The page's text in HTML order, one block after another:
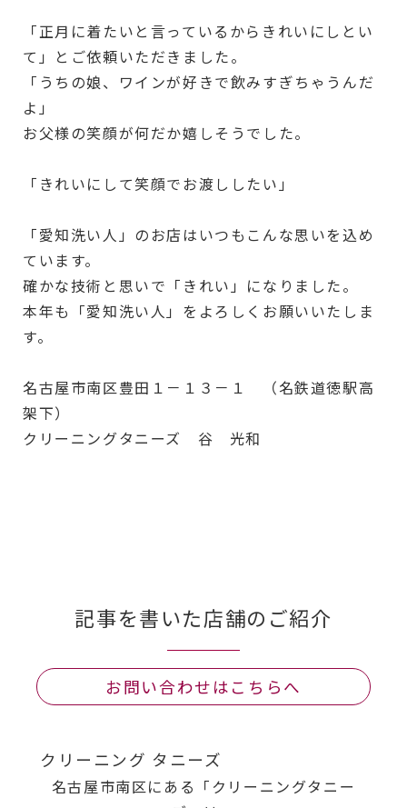
「正月に着たいと言っているからきれいにしとい
て」とご依頼いただきました。
「うちの娘、ワインが好きで飲みすぎちゃうんだ
よ」
お父様の笑顔が何だか嬉しそうでした。
「きれいにして笑顔でお渡ししたい」
「愛知洗い人」のお店はいつもこんな思いを込め
ています。
確かな技術と思いで「きれい」になりました。
本年も「愛知洗い人」をよろしくお願いいたしま
す。
名古屋市南区豊田１－１３－１ （名鉄道徳駅高
架下）
クリーニングタニーズ 谷 光和
記事を書いた店舗のご紹介
お問い合わせはこちらへ
クリーニング タニーズ
名古屋市南区にある「クリーニングタニー